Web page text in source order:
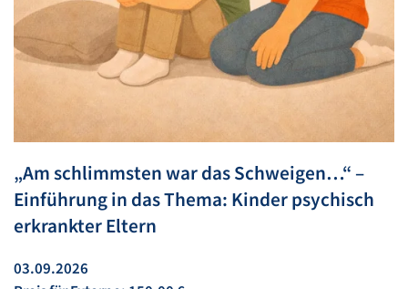
„Am schlimmsten war das Schweigen…“ –
Einführung in das Thema: Kinder psychisch
erkrankter Eltern
03.09.2026